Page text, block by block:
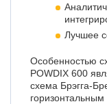
Лучшее
Особенностью
POWDIX 600
схема Брэгга-